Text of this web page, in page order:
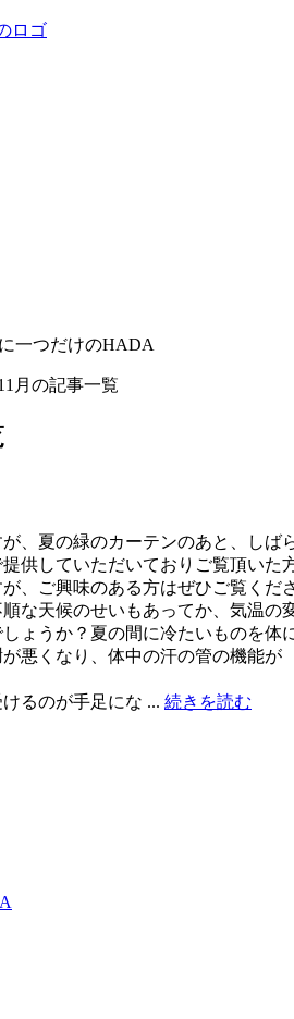
月の記事一覧
、夏の緑のカーテンのあと、し
供していただいておりご覧頂いた
、ご興味のある方はぜひご覧くだ
な天候のせいもあってか、気温の
ょうか？夏の間に冷たいものを
悪くなり、体中の汗の管の機能が
るのが手足にな ... 続きを読む